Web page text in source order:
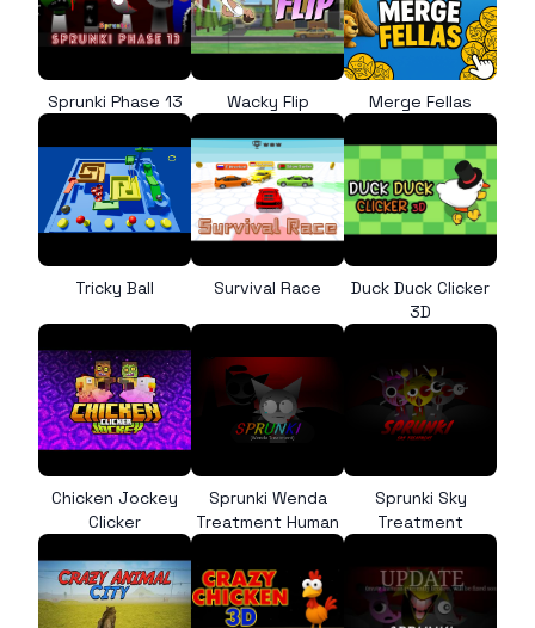
Sprunki Phase 13 Wacky Flip Merge Fellas
Tricky Ball Survival Race
Duck Duck Clicker
3D
Chicken Jockey
Clicker
Sprunki Wenda
Treatment Human
Sprunki Sky
Treatment